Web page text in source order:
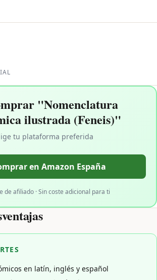
"Nomenclatura
ilustrada (Feneis)"
tu plataforma preferida
en Amazon España
de afiliado · Sin coste adicional para ti
en latín, inglés y español